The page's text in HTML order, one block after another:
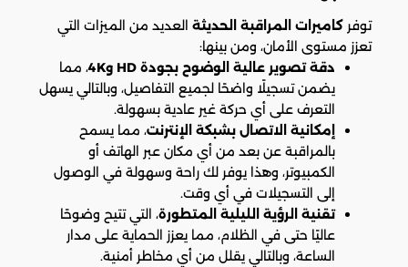
توفر كاميرات المراقبة الحديثة العديد من الميزات التي
تعزز مستوى الأمان، ومن بينها:
دقة تصوير عالية الوضوح بجودة HD و4K
، مما
يضمن تسجيلًا واضحًا لجميع التفاصيل، وبالتالي يسهل
التعرف على أي حركة غير عادية بسهولة.
إمكانية الاتصال بشبكة الإنترنت، مما يسمح
بالمراقبة عن بعد من أي مكان عبر الهاتف أو
الكمبيوتر، وهذا يوفر لك راحة وسهولة في الوصول
إلى التسجيلات في أي وقت.
تقنية الرؤية الليلية المتطورة، التي تتيح وضوحًا
عاليًا حتى في الظلام، مما يعزز الحماية على مدار
الساعة، وبالتالي يقلل من أي مخاطر أمنية.